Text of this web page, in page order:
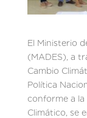
El Ministerio
(MADES), a
Cambio
Política
conforme a la
Climático, se